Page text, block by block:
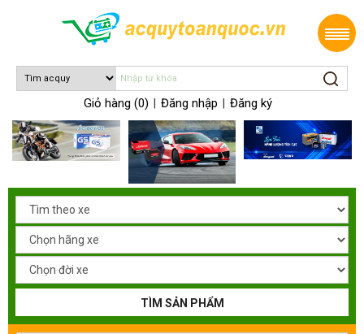
Giỏ hàng (0) Đăng nhập Đăng ký
TÌM SẢN PHẨM